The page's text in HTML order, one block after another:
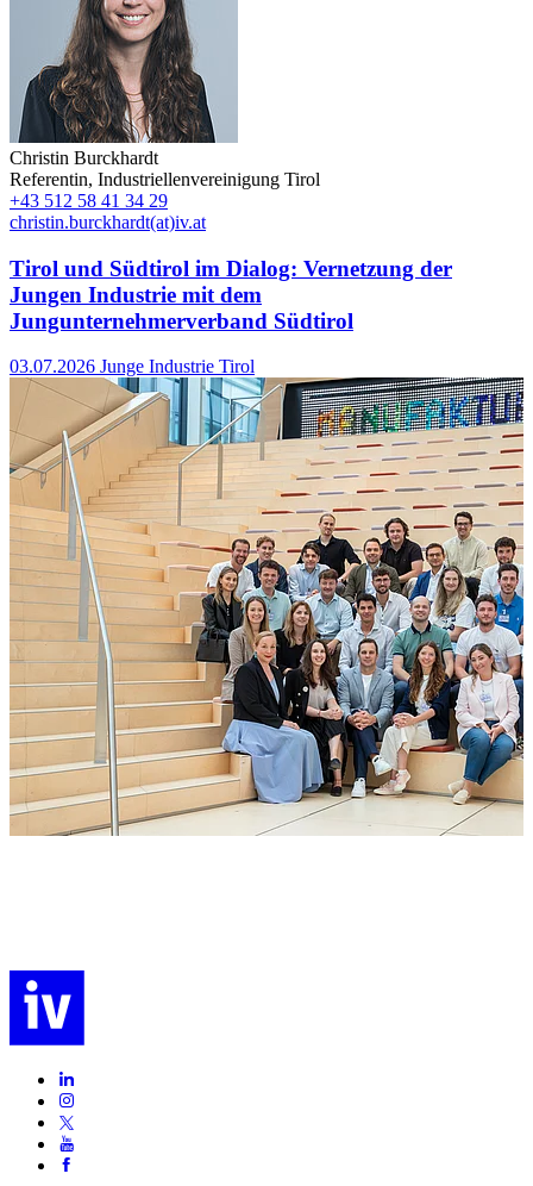
Christin Burckhardt
Referentin, Industriellenvereinigung Tirol
+43 512 58 41 34 29
christin.burckhardt(at)iv.at
Tirol und Südtirol im Dialog: Vernetzung der
Jungen Industrie mit dem
Jungunternehmerverband Südtirol
03.07.2026 Junge Industrie Tirol